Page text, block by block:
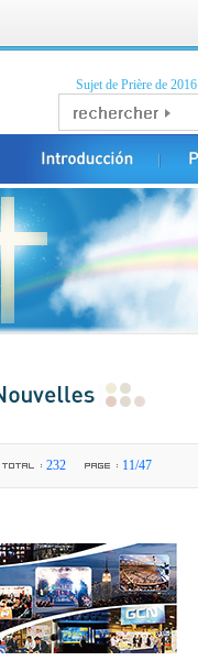
Sujet de Prière de 2016
232 11/47